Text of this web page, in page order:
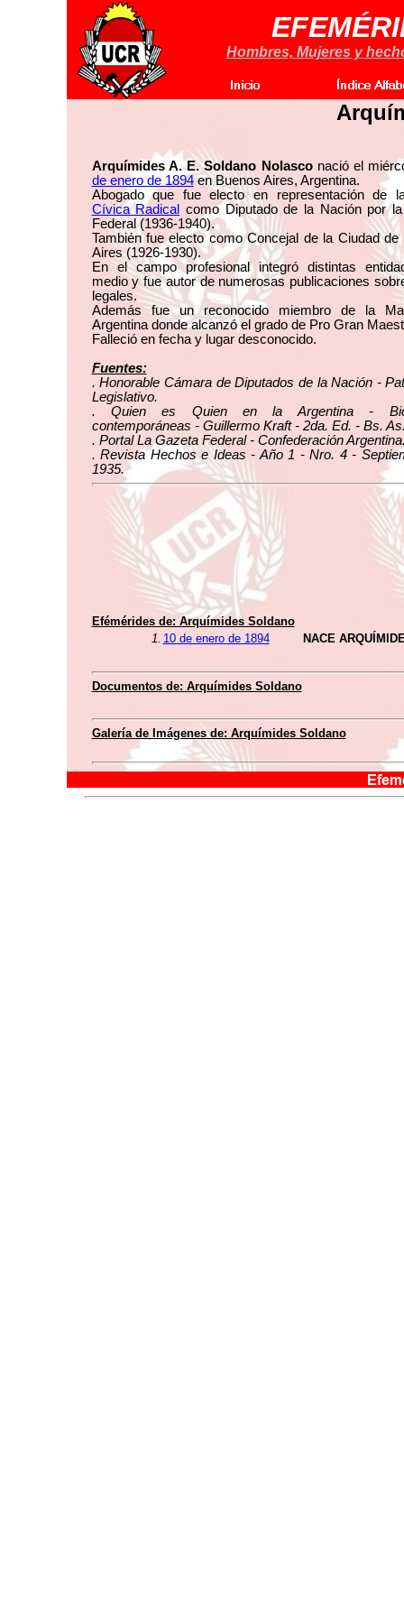
Hombres, Mujeres y
Arquímides A. E. Soldano Nolasconació el
de enero de 1894en Buenos Aires, Argentina.
Abogado que fue electo en representación de
Cívica Radical
como Diputado de la Nación por
Federal (1936-1940).
También fue electo como Concejal de la Ciudad de
Aires (1926-1930).
En el campo profesional integró distintas
medio y fue autor de numerosas publicaciones
legales.
Además fue un reconocido miembro de la
Argentina donde alcanzó el grado de Pro Gran
Falleció en fecha y lugar desconocido.
Fuentes:
. Honorable Cámara de Diputados de la Nación -
Legislativo.
. Quien es Quien en la Argentina -
contemporáneas - Guillermo Kraft - 2da. Ed. - Bs.
. Portal La Gazeta Federal - Confederación
. Revista Hechos e Ideas - Año 1 - Nro. 4 -
1935.
Efémérides de: Arquímides Soldano
1. 10 de enero de 1894 NACE
Documentos de: Arquímides Soldano
Galería de Imágenes de: Arquímides Soldano